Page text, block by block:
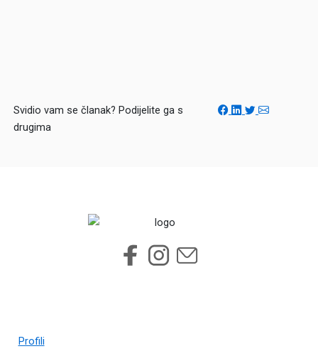
Svidio vam se članak? Podijelite ga s
drugima
Profili